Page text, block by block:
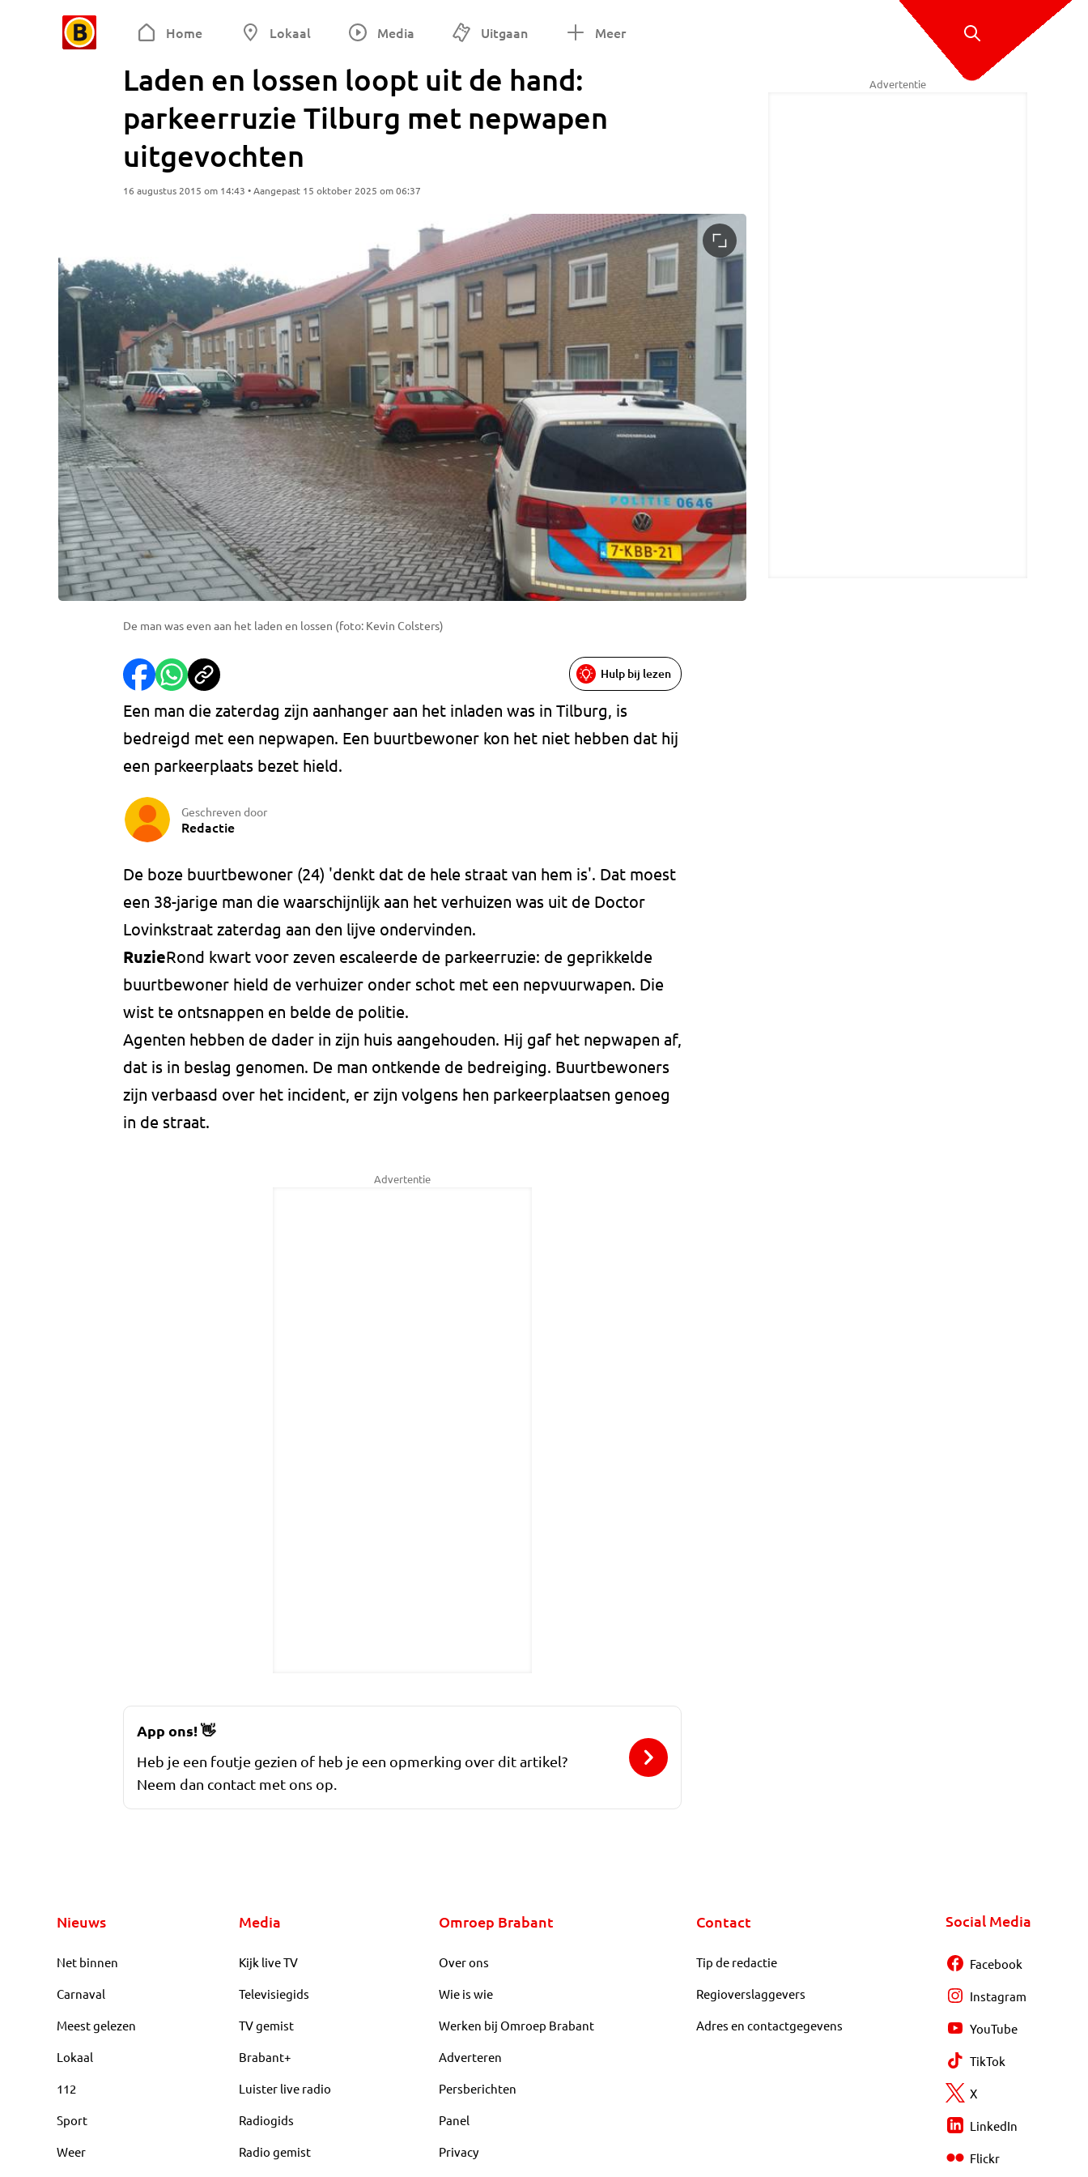
Home Lokaal Media Uitgaan Meer
Laden en lossen loopt uit de hand:
parkeerruzie Tilburg met nepwapen
uitgevochten
16 augustus 2015 om 14:43 • Aangepast 15 oktober 2025 om 06:37
De man was even aan het laden en lossen (foto: Kevin Colsters)
Hulp bij lezen
Een man die zaterdag zijn aanhanger aan het inladen was in Tilburg, is
bedreigd met een nepwapen. Een buurtbewoner kon het niet hebben dat hij
een parkeerplaats bezet hield.
Geschreven door
Redactie
De boze buurtbewoner (24) 'denkt dat de hele straat van hem is'. Dat moest
een 38-jarige man die waarschijnlijk aan het verhuizen was uit de Doctor
Lovinkstraat zaterdag aan den lijve ondervinden.
RuzieRond kwart voor zeven escaleerde de parkeerruzie: de geprikkelde
buurtbewoner hield de verhuizer onder schot met een nepvuurwapen. Die
wist te ontsnappen en belde de politie.
Agenten hebben de dader in zijn huis aangehouden. Hij gaf het nepwapen af,
dat is in beslag genomen. De man ontkende de bedreiging. Buurtbewoners
zijn verbaasd over het incident, er zijn volgens hen parkeerplaatsen genoeg
in de straat.
Advertentie
Advertentie
App ons!👋
Heb je een foutje gezien of heb je een opmerking over dit artikel?
Neem dan contact met ons op.
Nieuws
Net binnen
Carnaval
Meest gelezen
Lokaal
112
Sport
Weer
Media
Kijk live TV
Televisiegids
TV gemist
Brabant+
Luister live radio
Radiogids
Radio gemist
Omroep Brabant
Over ons
Wie is wie
Werken bij Omroep Brabant
Adverteren
Persberichten
Panel
Privacy
Contact
Tip de redactie
Regioverslaggevers
Adres en contactgegevens
Social Media
Facebook
Instagram
YouTube
TikTok
X
LinkedIn
Flickr